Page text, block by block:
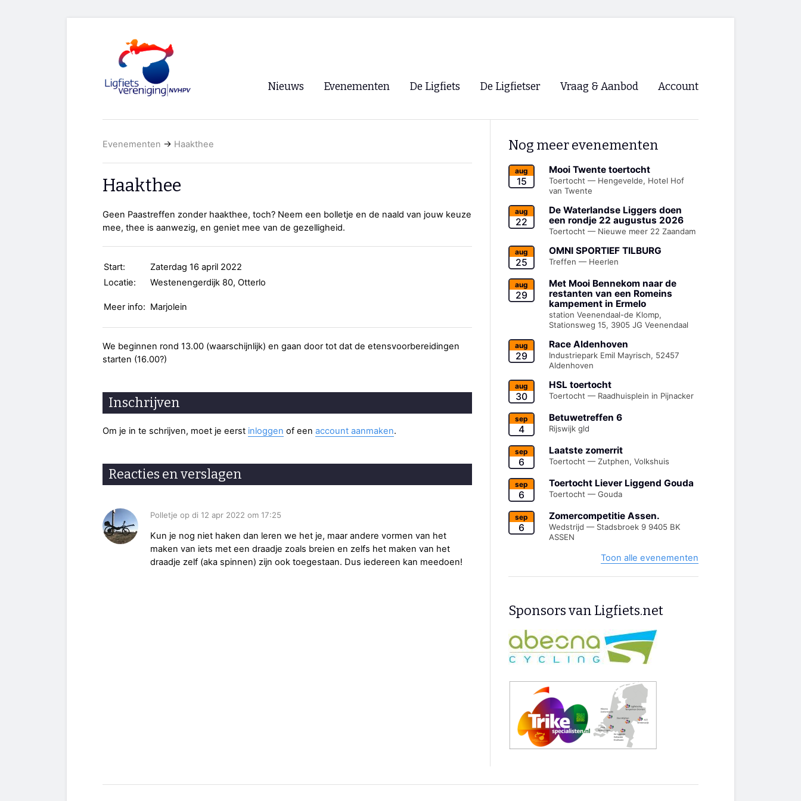
Nieuws Evenementen
WK Ligfietsen 2026
De Ligfiets De Ligfietser
Ligfietsvereninging NVHPV
Lokale Fietsverenigingen
EHPVA & EuSupino 🡺
Forum ligfietsers.nl 🡺
Vraag & Aanbod Account
Registreren
Evenementen → Haakthee
Haakthee
Geen Paastreffen zonder haakthee, toch? Neem een bolletje en de naald van jouw keuze
mee, thee is aanwezig, en geniet mee van de gezelligheid.
Start:
Zaterdag 16 april 2022
Locatie:
Westenengerdijk 80, Otterlo
Meer info: Marjolein
We beginnen rond 13.00 (waarschijnlijk) en gaan door tot dat de etensvoorbereidingen
starten (16.00?)
Inschrijven
Om je in te schrijven, moet je eerst inloggen of een account aanmaken.
Reacties en verslagen
Polletje op di 12 apr 2022 om 17:25
Kun je nog niet haken dan leren we het je, maar andere vormen van het
maken van iets met een draadje zoals breien en zelfs het maken van het
draadje zelf (aka spinnen) zijn ook toegestaan. Dus iedereen kan meedoen!
Nog meer evenementen
aug
15
Mooi Twente toertocht
Toertocht — Hengevelde, Hotel Hof
van Twente
aug
22
De Waterlandse Liggers doen
een rondje 22 augustus 2026
Toertocht — Nieuwe meer 22 Zaandam
aug
25
OMNI SPORTIEF TILBURG
Treffen — Heerlen
aug
29
Met Mooi Bennekom naar de
restanten van een Romeins
kampement in Ermelo
station Veenendaal-de Klomp,
Stationsweg 15, 3905 JG Veenendaal
aug
29
Race Aldenhoven
Industriepark Emil Mayrisch, 52457
Aldenhoven
aug
30
HSL toertocht
Toertocht — Raadhuisplein in Pijnacker
sep
4
Betuwetreffen 6
Rijswijk gld
sep
6
Laatste zomerrit
Toertocht — Zutphen, Volkshuis
sep
6
Toertocht Liever Liggend Gouda
Toertocht — Gouda
sep
6
Zomercompetitie Assen.
Wedstrijd — Stadsbroek 9 9405 BK
ASSEN
Toon alle evenementen
Sponsors van Ligfiets.net